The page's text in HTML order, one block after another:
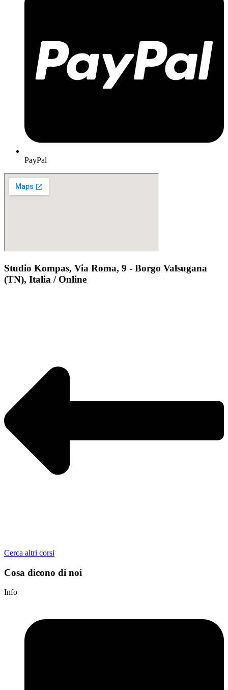
PayPal
Studio Kompas, Via Roma, 9 - Borgo Valsugana
(TN), Italia / Online
Cerca altri corsi
Cosa dicono di noi
Info